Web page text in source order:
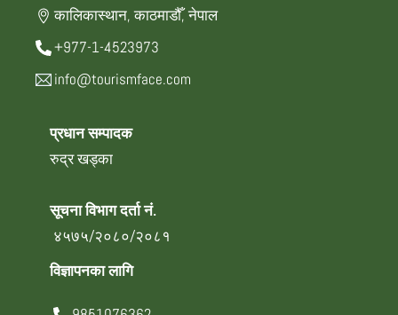
कालिकास्थान, काठमाडौँ, नेपाल
+977-1-4523973
info@tourismface.com
प्रधान सम्पादक
रुद्र खड्का
सूचना विभाग दर्ता नं.
४५७५/२०८०/२०८१
विज्ञापनका लागि